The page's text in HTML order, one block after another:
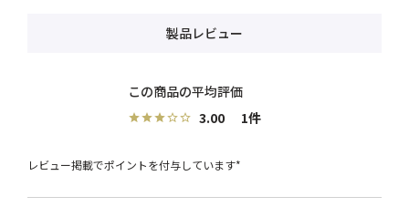
製品レビュー
3.00 1
レビュー掲載でポイントを付与しています*